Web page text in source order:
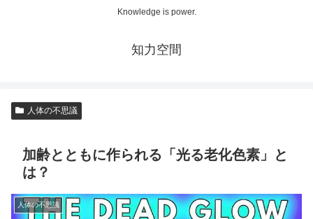
Knowledge is power.
知力空間
人体の不思議
加齢とともに作られる「光る老化色素」と
は？
人体の不思議